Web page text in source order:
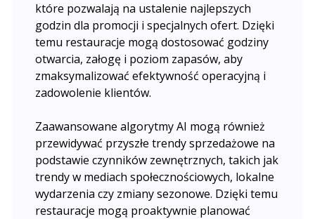
które pozwalają na ustalenie najlepszych
godzin dla promocji i specjalnych ofert. Dzięki
temu restauracje mogą dostosować godziny
otwarcia, załogę i poziom zapasów, aby
zmaksymalizować efektywność operacyjną i
zadowolenie klientów.
Zaawansowane algorytmy AI mogą również
przewidywać przyszłe trendy sprzedażowe na
podstawie czynników zewnętrznych, takich jak
trendy w mediach społecznościowych, lokalne
wydarzenia czy zmiany sezonowe. Dzięki temu
restauracje mogą proaktywnie planować